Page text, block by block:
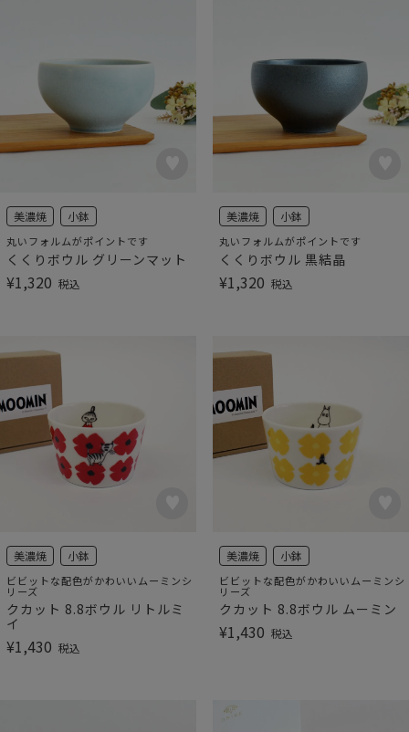
美濃焼 小鉢
丸いフォルムがポイントです
くくりボウル グリーンマット
¥1,320 税込
美濃焼 小鉢
丸いフォルムがポイントです
くくりボウル 黒結晶
¥1,320 税込
美濃焼 小鉢
ビビットな配色がかわいいムーミンシ
リーズ
クカット 8.8ボウル リトルミ
イ
¥1,430 税込
美濃焼 小鉢
ビビットな配色がかわいいムーミンシ
リーズ
クカット 8.8ボウル ムーミン
¥1,430 税込